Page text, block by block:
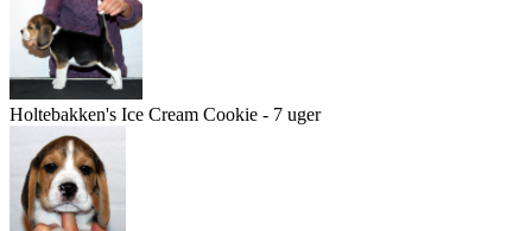
Holtebakken's Ice Cream Cookie - 7 uger